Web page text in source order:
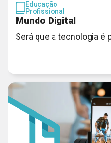
Educação
Profissional
Mundo Digital
Será que a tecnologia é